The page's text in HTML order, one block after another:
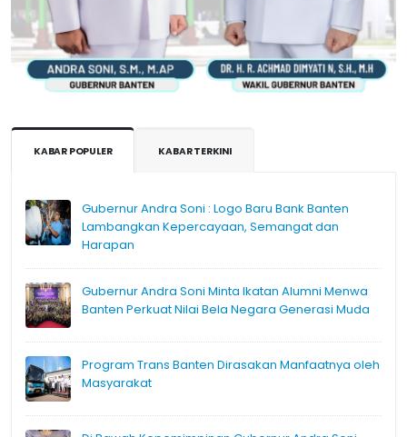
KABAR POPULER KABAR TERKINI
Gubernur Andra Soni : Logo Baru Bank Banten
Lambangkan Kepercayaan, Semangat dan
Harapan
Gubernur Andra Soni Minta Ikatan Alumni Menwa
Banten Perkuat Nilai Bela Negara Generasi Muda
Program Trans Banten Dirasakan Manfaatnya oleh
Masyarakat